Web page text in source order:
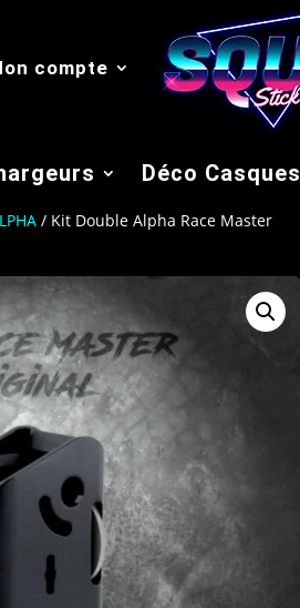
compte
Déco Casques
/ Kit Double Alpha Race Master